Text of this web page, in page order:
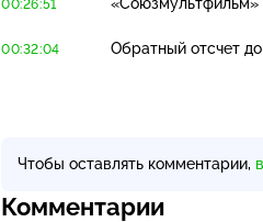
00:26:51
00:32:04 Обратный отсчет
Чтобы оставлять комментарии,
Комментарии